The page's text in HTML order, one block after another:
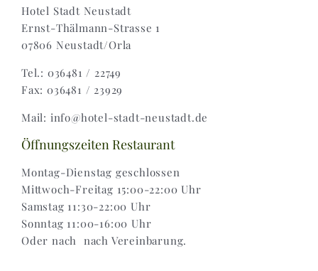
Zahlungsweisen |
Widerruf |
Versand & Lieferung
Hotel Stadt Neustadt
Ernst-Thälmann-Strasse 1
07806 Neustadt/Orla
Tel.: 036481 / 22749
Fax: 036481 / 23929
Mail: info@hotel-stadt-neustadt.de
Öffnungszeiten Restaurant
Montag-Dienstag geschlossen
Mittwoch-Freitag 15:00-22:00 Uhr
Samstag 11:30-22:00 Uhr
Sonntag 11:00-16:00 Uhr
Oder nach nach Vereinbarung.